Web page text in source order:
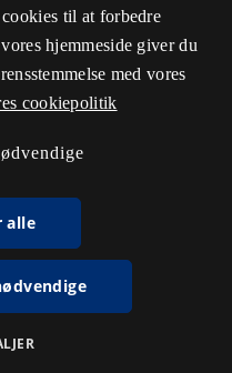
til at forbedre
hjemmeside giver du
med vores
cookiepolitik
alle